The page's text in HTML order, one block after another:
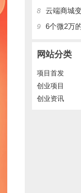
8 云端商城变现模式
9 6个微2万的创业好友，4
网站分类
项目首发
创业项目
创业资讯